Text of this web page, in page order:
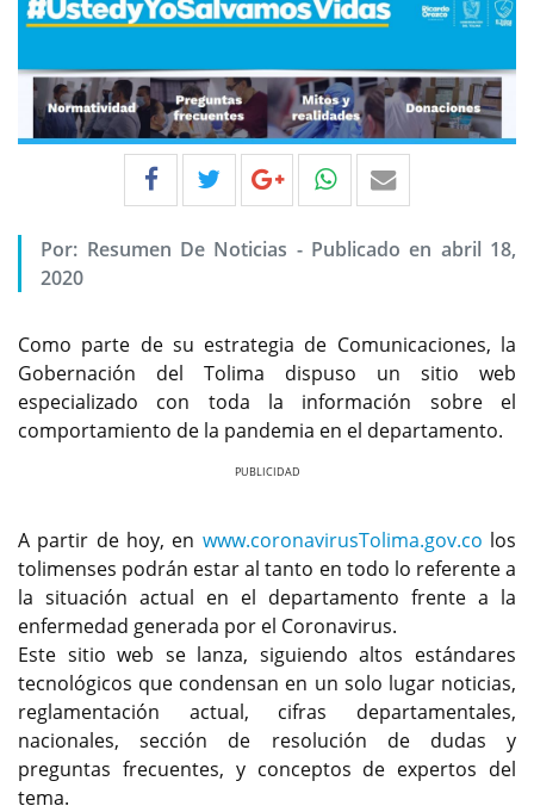
Por: Resumen De Noticias - Publicado en abril 18,
2020
Como parte de su estrategia de Comunicaciones, la
Gobernación del Tolima dispuso un sitio web
especializado con toda la información sobre el
comportamiento de la pandemia en el departamento.
A partir de hoy, en www.coronavirusTolima.gov.co los
tolimenses podrán estar al tanto en todo lo referente a
la situación actual en el departamento frente a la
enfermedad generada por el Coronavirus.
Este sitio web se lanza, siguiendo altos estándares
tecnológicos que condensan en un solo lugar noticias,
reglamentación actual, cifras departamentales,
nacionales, sección de resolución de dudas y
preguntas frecuentes, y conceptos de expertos del
tema.